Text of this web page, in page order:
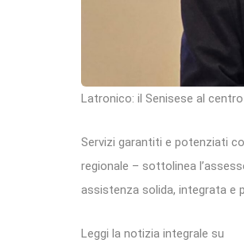
Latronico: il Senisese al
Servizi garantiti e potenziati
regionale – sottolinea
assistenza solida, integrata e
Leggi la notizia integrale su